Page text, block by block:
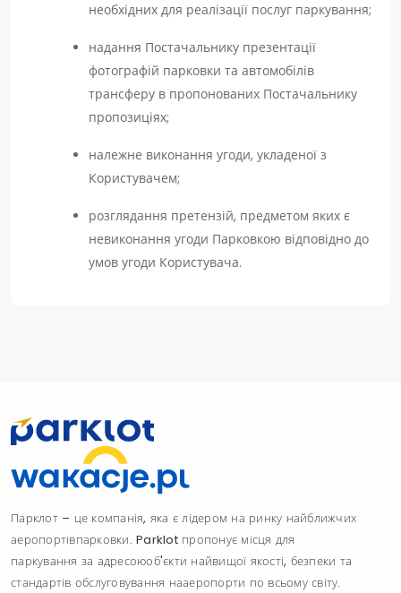
необхідних для реалізації послуг паркування;
надання Постачальнику презентації
фотографій парковки та автомобілів
трансферу в пропонованих Постачальнику
пропозиціях;
належне виконання угоди, укладеної з
Користувачем;
розглядання претензій, предметом яких є
невиконання угоди Парковкою відповідно до
умов угоди Користувача.
Парклот – це компанія, яка є лідером на ринку найближчих
аеропортівпарковки. Parklot пропонує місця для
паркування за адресоюоб'єкти найвищої якості, безпеки та
стандартів обслуговування нааеропорти по всьому світу.